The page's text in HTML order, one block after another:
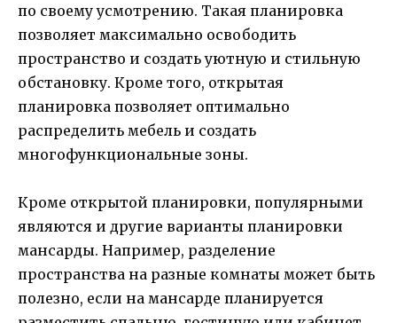
по своему усмотрению. Такая планировка
позволяет максимально освободить
пространство и создать уютную и стильную
обстановку. Кроме того, открытая
планировка позволяет оптимально
распределить мебель и создать
многофункциональные зоны.
Кроме открытой планировки, популярными
являются и другие варианты планировки
мансарды. Например, разделение
пространства на разные комнаты может быть
полезно, если на мансарде планируется